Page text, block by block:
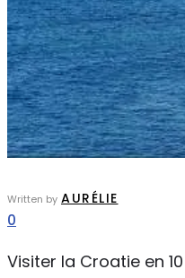
Written by AURÉLIE
0
Visiter la Croatie en